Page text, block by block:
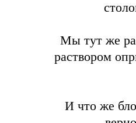
Мы тут же
раствором
И что же